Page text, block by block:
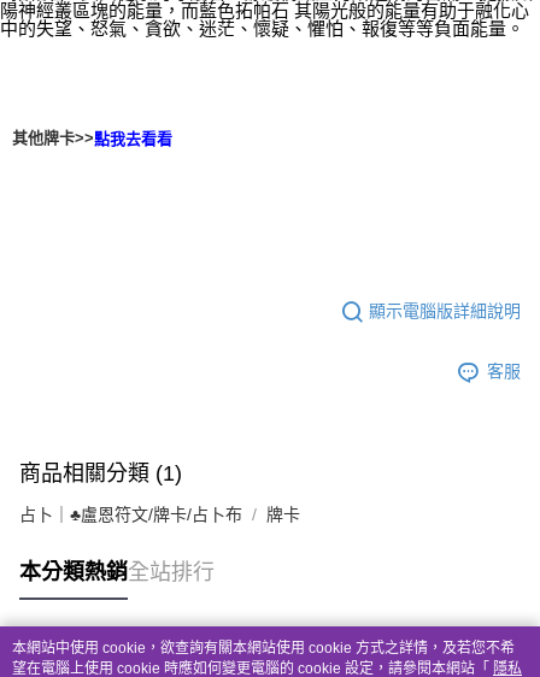
陽神經叢區塊的能量，而藍色拓帕石 其陽光般的能量有助于融化心
中的失望、怒氣、貪欲、迷茫、懷疑、懼怕、報復等等負面能量。
其他牌卡>>點我去看看
顯示電腦版詳細說明
客服
商品相關分類 (1)
占卜｜♣盧恩符文/牌卡/占卜布 牌卡
本分類熱銷全站排行
熱門標籤
本網站中使用 cookie，欲查詢有關本網站使用 cookie 方式之詳情，及若您不希
望在電腦上使用 cookie 時應如何變更電腦的 cookie 設定，請參閱本網站「 隱私